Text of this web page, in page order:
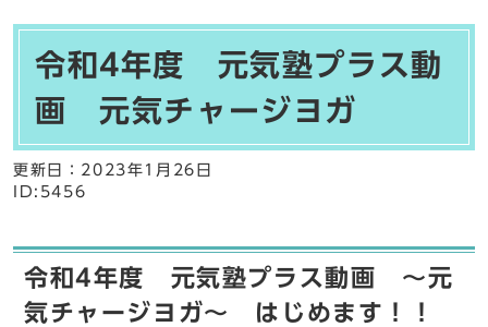
令和4年度 元気塾プラス動
画 元気チャージヨガ
更新日： 2023年1月26日
ID:5456
令和4年度 元気塾プラス動画 ～元
気チャージヨガ～ はじめます！！